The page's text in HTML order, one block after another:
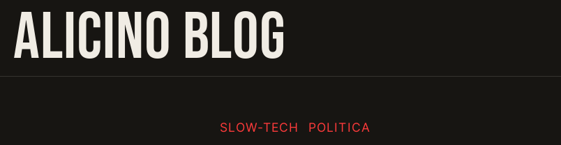
ALICINO BLOG
SLOW-TECH POLITICA